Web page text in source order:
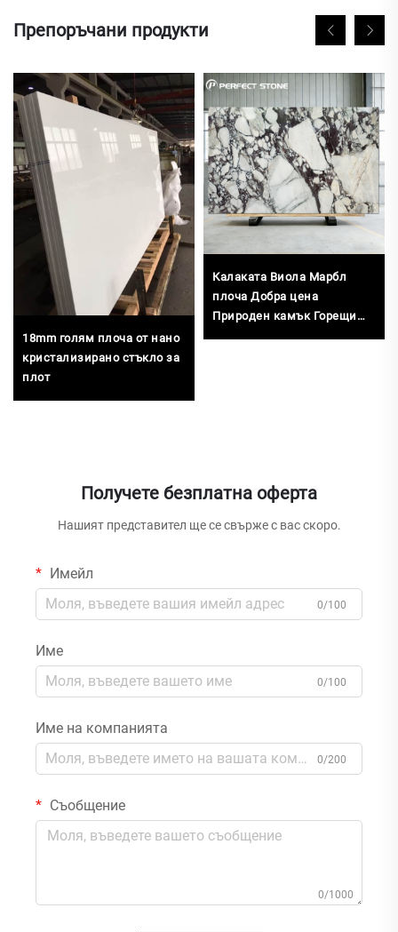
Препоръчани продукти
18mm голям плоча от нано
кристализирано стъкло за
плот
Калаката Виола Марбл
плоча Добра цена
Природен камък Горещи
Получете безплатна оферта
Нашият представител ще се свърже с вас скоро.
Имейл
0/100
Име
0/100
Име на компанията
0/200
Съобщение
0/1000